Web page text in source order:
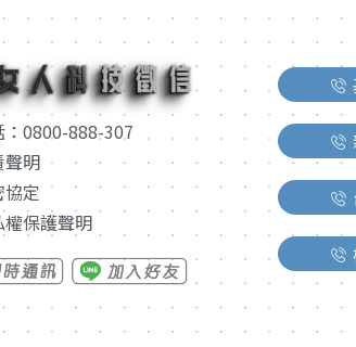
：0800-888-307
聲明
定
權保護聲明